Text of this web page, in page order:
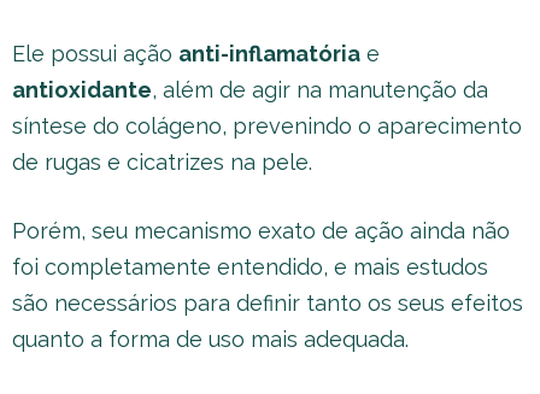
Ele possui ação anti-inflamatória e
antioxidante, além de agir na manutenção da
síntese do colágeno, prevenindo o aparecimento
de rugas e cicatrizes na pele.
Porém, seu mecanismo exato de ação ainda não
foi completamente entendido, e mais estudos
são necessários para definir tanto os seus efeitos
quanto a forma de uso mais adequada.